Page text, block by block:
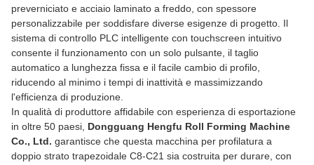
preverniciato e acciaio laminato a freddo, con spessore
personalizzabile per soddisfare diverse esigenze di progetto. Il
sistema di controllo PLC intelligente con touchscreen intuitivo
consente il funzionamento con un solo pulsante, il taglio
automatico a lunghezza fissa e il facile cambio di profilo,
riducendo al minimo i tempi di inattività e massimizzando
l'efficienza di produzione.
In qualità di produttore affidabile con esperienza di esportazione
in oltre 50 paesi, Dongguang Hengfu Roll Forming Machine
Co., Ltd. garantisce che questa macchina per profilatura a
doppio strato trapezoidale C8-C21 sia costruita per durare, con